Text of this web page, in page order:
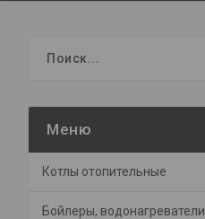
Котлы отопительные
Бойлеры, водонагреватели